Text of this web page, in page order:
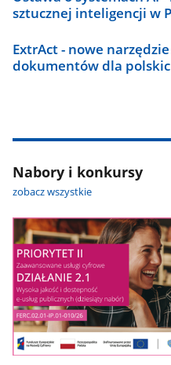
sztucznej inteligencji w
ExtrAct - nowe narzędzie
dokumentów dla
Nabory i konkursy
zobacz wszystkie